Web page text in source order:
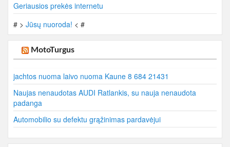
Geriausios prekės internetu
# > Jūsų nuoroda! < #
MotoTurgus
jachtos nuoma laivo nuoma Kaune 8 684 21431
Naujas nenaudotas AUDI Ratlankis, su nauja nenaudota
padanga
Automobilio su defektu grąžinimas pardavėjui